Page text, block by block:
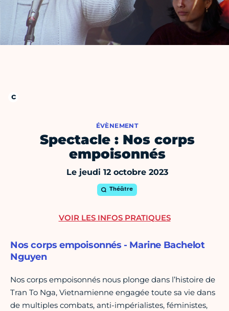
ÉVÈNEMENT
Spectacle : Nos corps
empoisonnés
Le jeudi 12 octobre 2023
Théâtre
Nos corps empoisonnés - Marine Bachelot
Nguyen
Nos corps empoisonnés nous plonge dans l’histoire de
Tran To Nga, Vietnamienne engagée toute sa vie dans
de multiples combats, anti-impérialistes, féministes,
VOIR LES INFOS PRATIQUES